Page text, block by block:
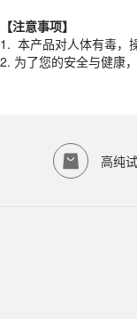
货期
现货
规格
500ml
存储条件
该产品如何保存？
可以通过电话（
【注意事项】
1. 本产品对人体有毒，
2. 为了您的安全与健康
高纯